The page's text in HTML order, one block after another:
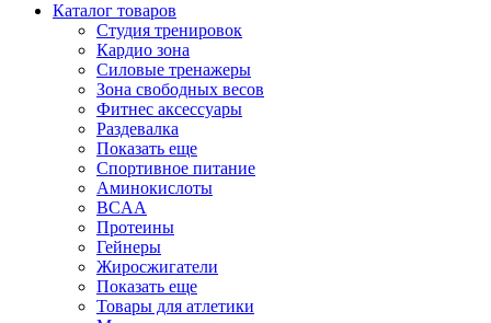
Каталог товаров
Студия тренировок
Кардио зона
Силовые тренажеры
Зона свободных весов
Фитнес аксессуары
Раздевалка
Показать еще
Спортивное питание
Аминокислоты
BCAA
Протеины
Гейнеры
Жиросжигатели
Показать еще
Товары для атлетики